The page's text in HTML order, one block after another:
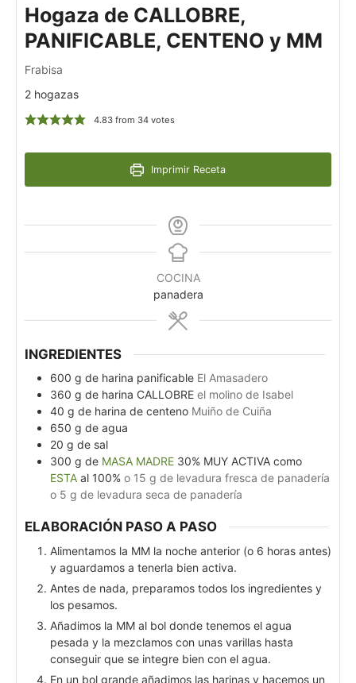
Hogaza de CALLOBRE,
PANIFICABLE, CENTENO y MM
Frabisa
2 hogazas
4.83from 34votes
Imprimir Receta
COCINA
panadera
INGREDIENTES
600 g de harina panificable El Amasadero
360 g de harina CALLOBRE el molino de Isabel
40 g de harina de centeno Muiño de Cuiña
650 g de agua
20 g de sal
300 g de MASA MADRE 30% MUY ACTIVA como
ESTA al 100% o 15 g de levadura fresca de panadería
o 5 g de levadura seca de panadería
ELABORACIÓN PASO A PASO
Alimentamos la MM la noche anterior (o 6 horas antes)
y aguardamos a tenerla bien activa.
Antes de nada, preparamos todos los ingredientes y
los pesamos.
Añadimos la MM al bol donde tenemos el agua
pesada y la mezclamos con unas varillas hasta
conseguir que se integre bien con el agua.
En un bol grande añadimos las harinas y hacemos un